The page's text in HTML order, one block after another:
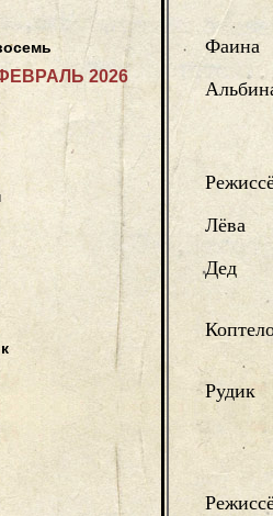
Фаина
Лёва
Дед
Рудик
2026